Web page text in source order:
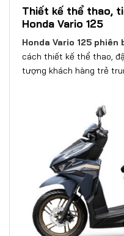
Thiết kế thể thao,
Honda Vario 125
Honda Vario 125 phiên
cách thiết kế thể thao,
tượng khách hàng trẻ